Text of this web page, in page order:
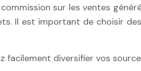
sur les ventes
Il est important de choisir
diversifier vos